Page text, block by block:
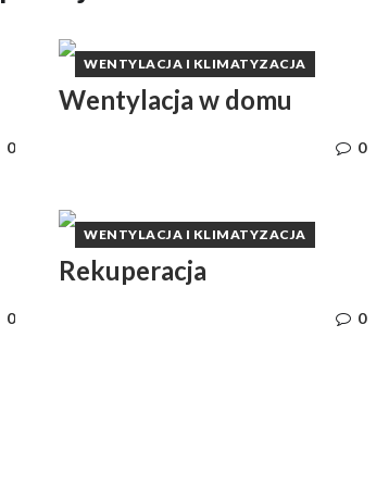
0
WENTYLACJA I KLIMATYZACJA
Wentylacja w domu
0
0
WENTYLACJA I KLIMATYZACJA
Rekuperacja
0